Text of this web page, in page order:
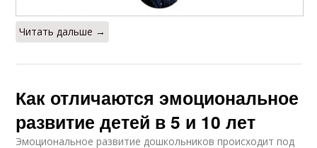
Читать дальше →
Как отличаются эмоциональное
развитие детей в 5 и 10 лет
Эмоциональное развитие дошкольников происходит под